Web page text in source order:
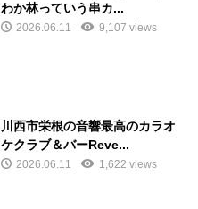
わか林っていう串カ...
2026.06.11 9,107 views
川西市栄根の音響最高のカラオ
ケクラブ＆バーReve...
2026.06.11 1,622 views